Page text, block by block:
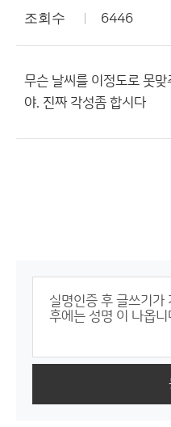
조회수 6446
무슨 날씨를 이정도로 못맞
야. 진짜 각성좀 합시다